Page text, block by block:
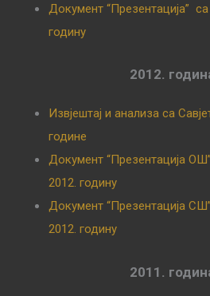
Документ “Презентација”
годину
2012.
Извјештај и анализа са
године
Документ “Презентација
2012. годину
Документ “Презентација
2012. годину
2011.